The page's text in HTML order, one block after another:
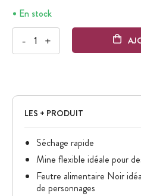
En stock
- +
LES + PRODUIT
Séchage rapide
Mine flexible idéale pour
Feutre alimentaire Noir
de personnages